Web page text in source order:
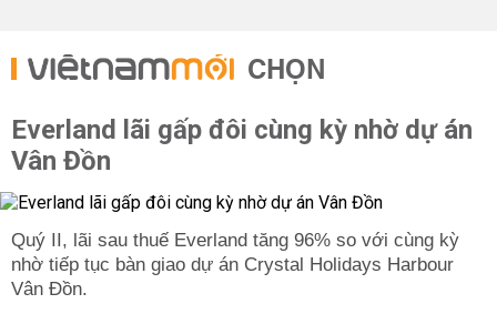
CHỌN
Everland lãi gấp đôi cùng kỳ nhờ dự án
Vân Đồn
Quý II, lãi sau thuế Everland tăng 96% so với cùng kỳ
nhờ tiếp tục bàn giao dự án Crystal Holidays Harbour
Vân Đồn.